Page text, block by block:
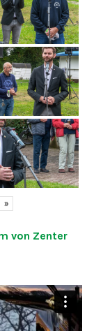
»
von Zenter